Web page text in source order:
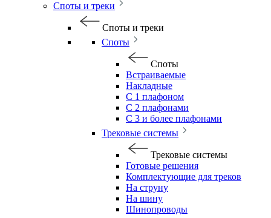
Споты и треки
Споты и треки
Споты
Споты
Встраиваемые
Накладные
С 1 плафоном
С 2 плафонами
С 3 и более плафонами
Трековые системы
Трековые системы
Готовые решения
Комплектующие для треков
На струну
На шину
Шинопроводы